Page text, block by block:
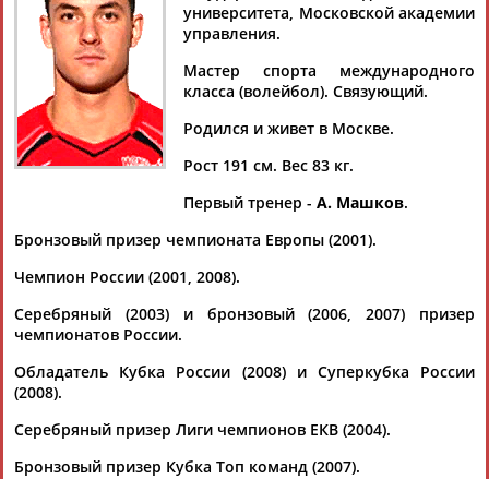
Аслаудин
АБАЕВ
АБАИМОВА
Мария
АБАКУМОВА
Юлия
АБАЛАКИНА
АБАРЕНОВ
Тамилла
Рамазан
АБАЧАРАЕВ
Ростом
АБАШИДЗЕ
Флюра
БУЛАТОВА
Татьяна
Волейболуниверситета, Московской академии
управления.
Мастер спорта международного
класса (волейбол). Связующий.
Родился и живет в Москве.
Рост 191 см. Вес 83 кг.
Первый тренер - А. Машков.
Бронзовый призер чемпионата Европы (2001).
Чемпион России (2001, 2008).
Серебряный (2003) и бронзовый (2006, 2007) призер
чемпионатов России.
Обладатель Кубка России (2008) и Суперкубка России
(2008).
Серебряный призер Лиги чемпионов ЕКВ (2004).
Бронзовый призер Кубка Топ команд (2007).